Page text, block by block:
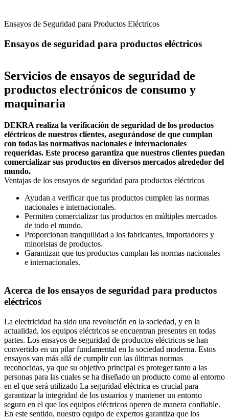
Ensayos de Seguridad para Productos Eléctricos
Ensayos de seguridad para productos eléctricos
Servicios de ensayos de seguridad de
productos electrónicos de consumo y
maquinaria
DEKRA realiza la verificación de seguridad de los productos
eléctricos de nuestros clientes, asegurándose de que cumplan
con todas las normativas nacionales e internacionales
requeridas. Este proceso garantiza que nuestros clientes puedan
comercializar sus productos en diversos mercados alrededor del
mundo.
Ventajas de los ensayos de seguridad para productos eléctricos
Ayudan a verificar que tus productos cumplen las normas
nacionales e internacionales.
Permiten comercializar tus productos en múltiples mercados
de todo el mundo.
Proporcionan tranquilidad a los fabricantes, importadores y
minoristas de productos.
Garantizan que tus productos cumplan las normas nacionales
e internacionales.
Acerca de los ensayos de seguridad para productos
eléctricos
La electricidad ha sido una revolución en la sociedad, y en la
actualidad, los equipos eléctricos se encuentran presentes en todas
partes. Los ensayos de seguridad de productos eléctricos se han
convertido en un pilar fundamental en la sociedad moderna. Estos
ensayos van más allá de cumplir con las últimas normas
reconocidas, ya que su objetivo principal es proteger tanto a las
personas para las cuales se ha diseñado un producto como al entorno
en el que será utilizado La seguridad eléctrica es crucial para
garantizar la integridad de los usuarios y mantener un entorno
seguro en el que los equipos eléctricos operen de manera confiable.
En este sentido, nuestro equipo de expertos garantiza que los